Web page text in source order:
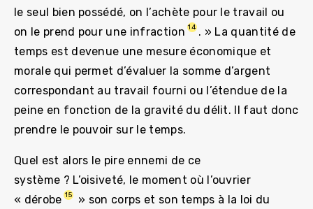
le seul bien possédé, on l’achète pour le travail ou
on le prend pour une infraction 14 . » La quantité de
temps est devenue une mesure économique et
morale qui permet d’évaluer la somme d’argent
correspondant au travail fourni ou l’étendue de la
peine en fonction de la gravité du délit. Il faut donc
prendre le pouvoir sur le temps.
Quel est alors le pire ennemi de ce
système ? L’oisiveté, le moment où l’ouvrier
« dérobe 15
» son corps et son temps à la loi du